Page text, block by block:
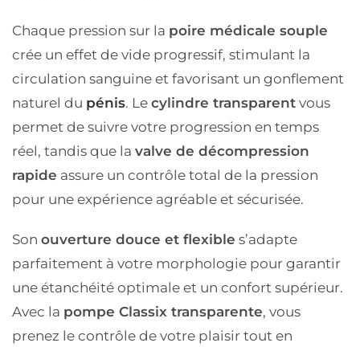
Chaque pression sur la poire médicale souple
crée un effet de vide progressif, stimulant la
circulation sanguine et favorisant un gonflement
naturel du pénis. Le cylindre transparent vous
permet de suivre votre progression en temps
réel, tandis que la valve de décompression
rapide assure un contrôle total de la pression
pour une expérience agréable et sécurisée.
Son ouverture douce et flexible s’adapte
parfaitement à votre morphologie pour garantir
une étanchéité optimale et un confort supérieur.
Avec la pompe Classix transparente, vous
prenez le contrôle de votre plaisir tout en